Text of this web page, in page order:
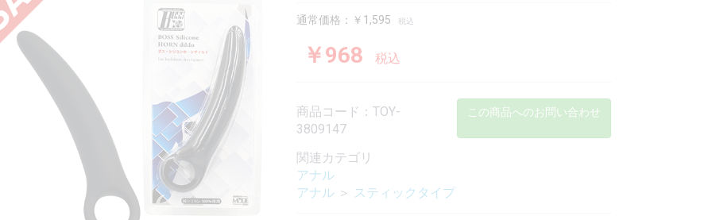
通常価格：￥1,595 税込
￥968 税込
商品コード：TOY-
3809147
この商品へのお問い合わせ
関連カテゴリ
アナル
アナル ＞ スティックタイプ